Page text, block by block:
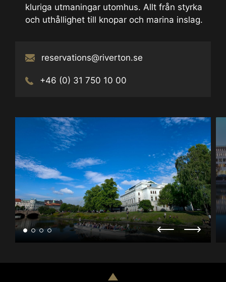
kluriga utmaningar utomhus. Allt från styrka
och uthållighet till knopar och marina inslag.
reservations@riverton.se
+46 (0) 31 750 10 00